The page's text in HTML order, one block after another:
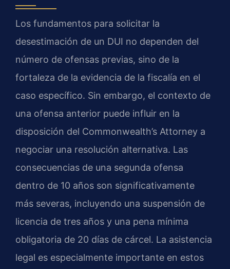
Los fundamentos para solicitar la
desestimación de un DUI no dependen del
número de ofensas previas, sino de la
fortaleza de la evidencia de la fiscalía en el
caso específico. Sin embargo, el contexto de
una ofensa anterior puede influir en la
disposición del Commonwealth’s Attorney a
negociar una resolución alternativa. Las
consecuencias de una segunda ofensa
dentro de 10 años son significativamente
más severas, incluyendo una suspensión de
licencia de tres años y una pena mínima
obligatoria de 20 días de cárcel. La asistencia
legal es especialmente importante en estos